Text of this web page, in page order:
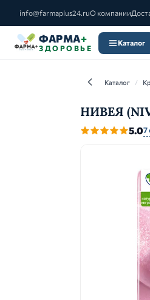
info@farmaplus24.ruО компании
ФАРМА+
ЗДОРОВЬЕ
Каталог
Каталог /
НИВЕЯ
5.07